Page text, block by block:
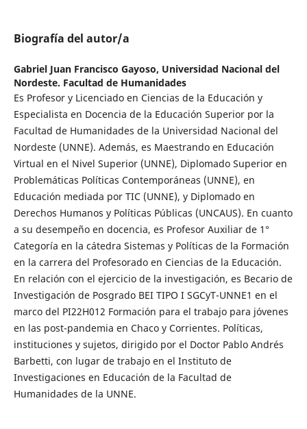
Biografía del autor/a
Gabriel Juan Francisco Gayoso, Universidad Nacional del
Nordeste. Facultad de Humanidades
Es Profesor y Licenciado en Ciencias de la Educación y
Especialista en Docencia de la Educación Superior por la
Facultad de Humanidades de la Universidad Nacional del
Nordeste (UNNE). Además, es Maestrando en Educación
Virtual en el Nivel Superior (UNNE), Diplomado Superior en
Problemáticas Políticas Contemporáneas (UNNE), en
Educación mediada por TIC (UNNE), y Diplomado en
Derechos Humanos y Políticas Públicas (UNCAUS). En cuanto
a su desempeño en docencia, es Profesor Auxiliar de 1°
Categoría en la cátedra Sistemas y Políticas de la Formación
en la carrera del Profesorado en Ciencias de la Educación.
En relación con el ejercicio de la investigación, es Becario de
Investigación de Posgrado BEI TIPO I SGCyT-UNNE1 en el
marco del PI22H012 Formación para el trabajo para jóvenes
en las post-pandemia en Chaco y Corrientes. Políticas,
instituciones y sujetos, dirigido por el Doctor Pablo Andrés
Barbetti, con lugar de trabajo en el Instituto de
Investigaciones en Educación de la Facultad de
Humanidades de la UNNE.